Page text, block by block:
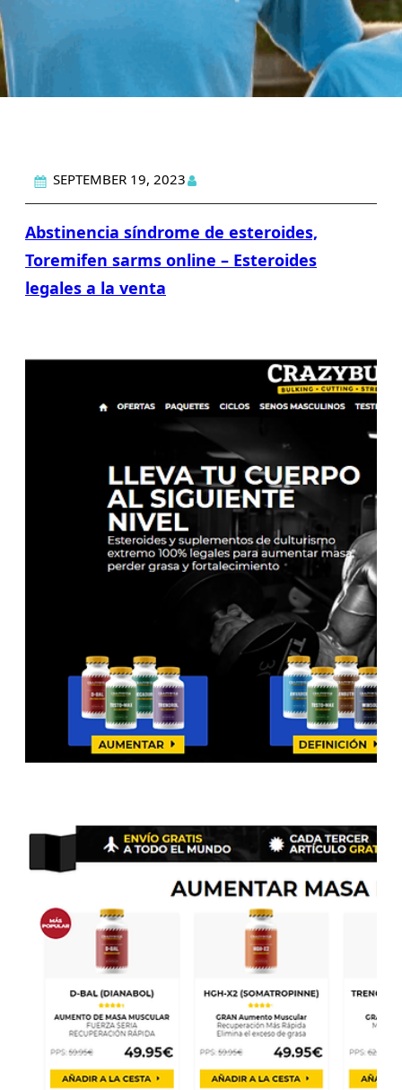
SEPTEMBER 19, 2023
Abstinencia síndrome de esteroides,
Toremifen sarms online – Esteroides
legales a la venta